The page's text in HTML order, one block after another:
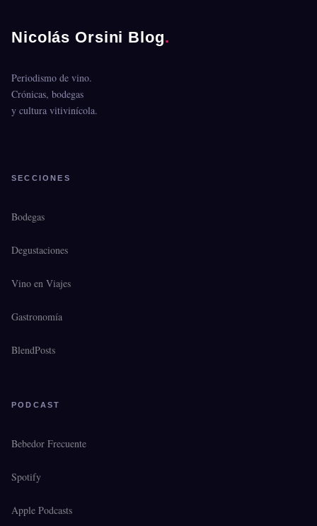
Nicolás Orsini Blog.
Periodismo de vino.
Crónicas, bodegas
y cultura vitivinícola.
SECCIONES
Bodegas
Degustaciones
Vino en Viajes
Gastronomía
BlendPosts
PODCAST
Bebedor Frecuente
Spotify
Apple Podcasts